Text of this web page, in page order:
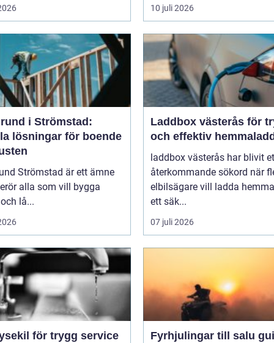
10 juli 2026
i Strömstad:
lösningar för boende
Strömstad är ett ämne
alla som vill bygga
lå...
Laddbox västerås för
och effektiv
laddbox västerås har blivit
återkommande sökord när
elbilsägare vill ladda
ett säk...
07 juli 2026
för trygg service
Fyrhjulingar till salu guide